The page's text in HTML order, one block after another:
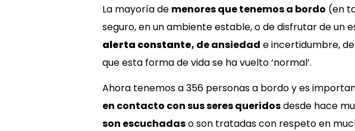
La mayoría de menores que tenemos a bordo (en
seguro, en un ambiente estable, o de disfrutar de un
alerta constante, de ansiedad e incertidumbre,
que esta forma de vida se ha vuelto ‘normal’.
Ahora tenemos a 356 personas a bordo y es
en contacto con sus seres queridosdesde hace
son escuchadaso son tratadas con respeto en